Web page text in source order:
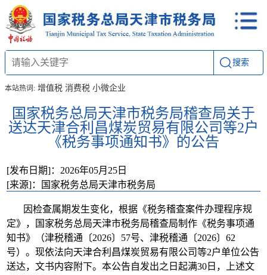
搜索
本站热词: 增值税 消费税 小微企业
国家税务总局天津市税务局稽查局关于
送达天津合利昌煤炭贸易有限公司等2户
《税务事项通知书》的公告
[发布日期]：2026年05月25日
[来源]：国家税务总局天津市税务局
因检查属期发生变化，根据《税务稽查案件办理程序规
定》，国家税务总局天津市税务局稽查局制作《税务事项通
知书》（津税稽通〔2026〕57号、津税稽通〔2026〕62
号）。现依法向天津合利昌煤炭贸易有限公司等2户单位公告
送达，文书内容附下。本公告自发出之日起满30日，上述文